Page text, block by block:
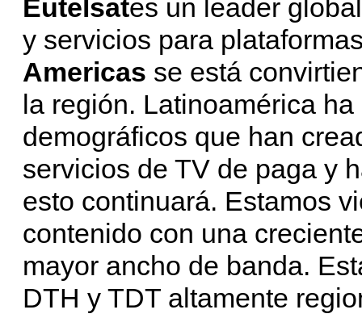
Eutelsates un leader
y servicios para
Americas se está
la región. Latinoamérica
demográficos que han
servicios de TV de paga y
esto continuará. Estamos
contenido con una
mayor ancho de banda.
DTH y TDT altamente